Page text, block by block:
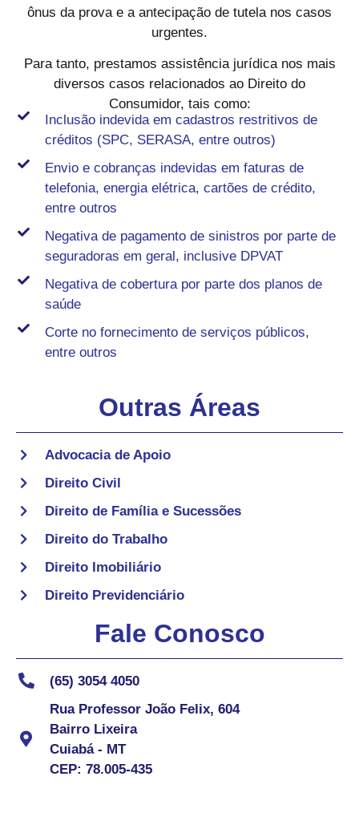
ônus da prova e a antecipação de tutela nos casos
urgentes.
Para tanto, prestamos assistência jurídica nos mais
diversos casos relacionados ao Direito do
Consumidor, tais como:
Inclusão indevida em cadastros restritivos de
créditos (SPC, SERASA, entre outros)
Envio e cobranças indevidas em faturas de
telefonia, energia elétrica, cartões de crédito,
entre outros
Negativa de pagamento de sinistros por parte de
seguradoras em geral, inclusive DPVAT
Negativa de cobertura por parte dos planos de
saúde
Corte no fornecimento de serviços públicos,
entre outros
Outras Áreas
Advocacia de Apoio
Direito Civil
Direito de Família e Sucessões
Direito do Trabalho
Direito Imobiliário
Direito Previdenciário
Fale Conosco
(65) 3054 4050
Rua Professor João Felix, 604
Bairro Lixeira
Cuiabá - MT
CEP: 78.005-435